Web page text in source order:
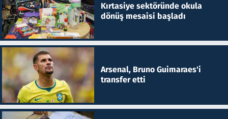
Kırtasiye sektöründe okula
dönüş mesaisi başladı
Arsenal, Bruno Guimaraes'i
transfer etti